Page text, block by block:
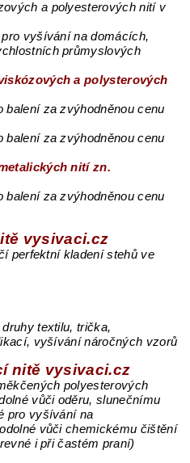
a polyesterových nití v
vyšívání na domácích,
průmyslových
a polysterových
balení za zvýhodněnou cenu
balení za zvýhodněnou cenu
nití zn.
balení za zvýhodněnou cenu
vysivaci.cz
perfektní kladení stehů ve
textilu, trička,
vyšívání náročných vzorů
nitě vysivaci.cz
polyesterových
vůči oděru, slunečnímu
pro vyšívání na
vůči chemickému čištění
i při častém praní)